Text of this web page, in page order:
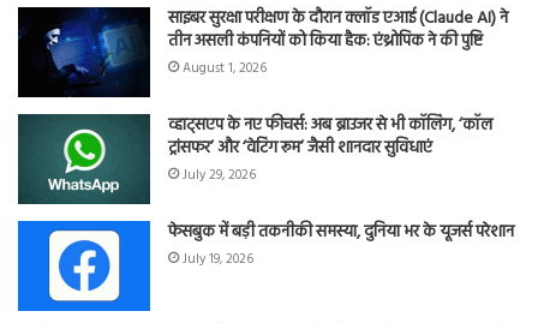
साइबर सुरक्षा परीक्षण के दौरान क्लॉड एआई (Claude AI) ने
तीन असली कंपनियों को किया हैक: एंथ्रोपिक ने की पुष्टि
August 1, 2026
व्हाट्सएप के नए फीचर्स: अब ब्राउजर से भी कॉलिंग, ‘कॉल
ट्रांसफर’ और ‘वेटिंग रूम’ जैसी शानदार सुविधाएं
July 29, 2026
फेसबुक में बड़ी तकनीकी समस्या, दुनिया भर के यूजर्स परेशान
July 19, 2026